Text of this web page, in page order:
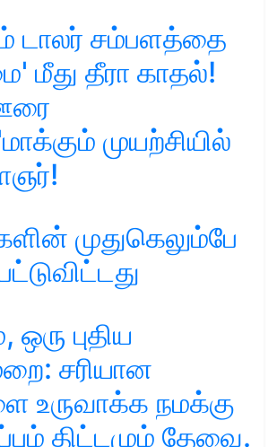
டாலர் சம்பளத்தை
மீது தீரா காதல்!
முயற்சியில்
முதுகெலும்பே
புதிய
சரியான
உருவாக்க நமக்கு
திட்டமும் தேவை.